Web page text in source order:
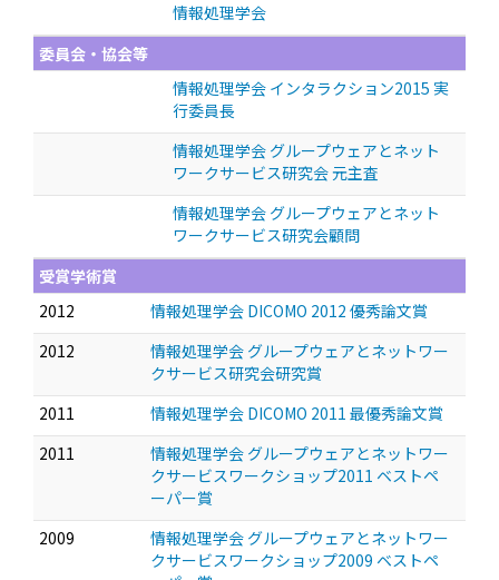
情報処理学会
委員会・協会等
情報処理学会 インタラクション2015 実
行委員長
情報処理学会 グループウェアとネット
ワークサービス研究会 元主査
情報処理学会 グループウェアとネット
ワークサービス研究会顧問
受賞学術賞
2012
情報処理学会 DICOMO 2012 優秀論文賞
2012
情報処理学会 グループウェアとネットワー
クサービス研究会研究賞
2011
情報処理学会 DICOMO 2011 最優秀論文賞
2011
情報処理学会 グループウェアとネットワー
クサービスワークショップ2011 ベストペ
ーパー賞
2009
情報処理学会 グループウェアとネットワー
クサービスワークショップ2009 ベストペ